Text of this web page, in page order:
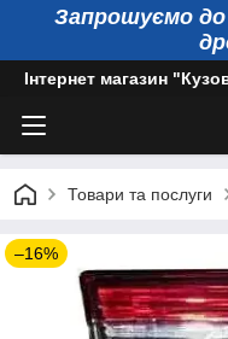
Запрошуємо до
Інтернет магазин
Товари та послуги
–16%